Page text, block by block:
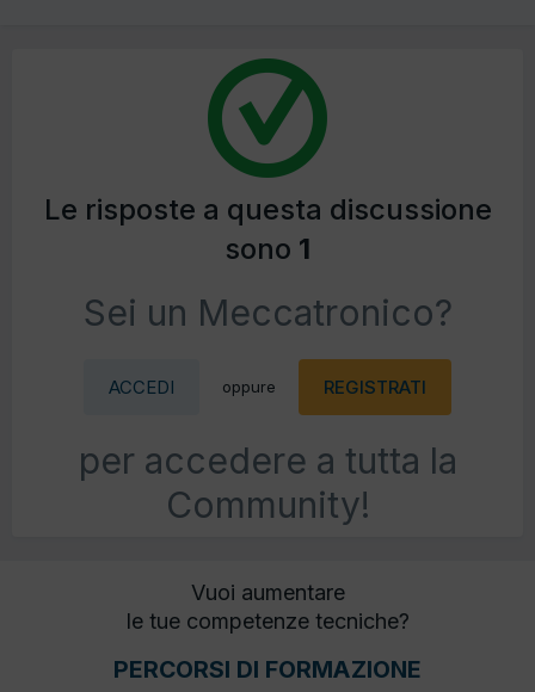
Le risposte a questa discussione
sono 1
Sei un Meccatronico?
ACCEDI oppure REGISTRATI
per accedere a tutta la
Community!
Vuoi aumentare
le tue competenze tecniche?
PERCORSI DI FORMAZIONE